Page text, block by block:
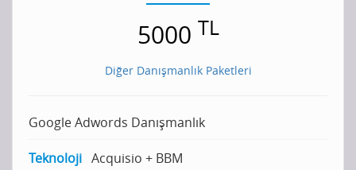
5000 TL
Diğer Danışmanlık Paketleri
Google Adwords Danışmanlık
Teknoloji Acquisio + BBM